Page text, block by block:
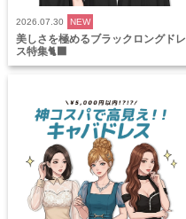
2026.07.30 NEW
美しさを極めるブラックロングドレ
ス特集🐈‍⬛